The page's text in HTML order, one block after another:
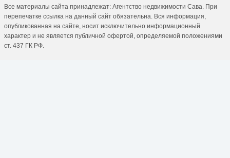
Все материалы сайта принадлежат: Агентство недвижимости Сава. При
перепечатке ссылка на данный сайт обязательна. Вся информация,
опубликованная на сайте, носит исключительно информационный
характер и не является публичной офертой, определяемой положениями
ст. 437 ГК РФ.